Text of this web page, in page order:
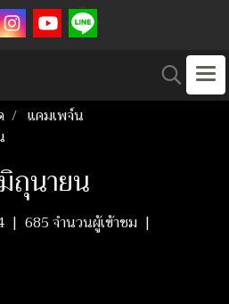
แคมเพจ์น
ถุนายน
| 685 จำนวนผู้เข้าชม |